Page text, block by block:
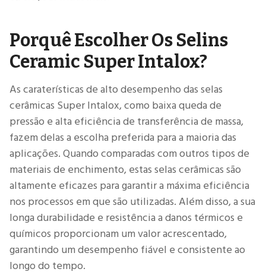
Porquê Escolher Os Selins
Ceramic Super Intalox?
As caraterísticas de alto desempenho das selas
cerâmicas Super Intalox, como baixa queda de
pressão e alta eficiência de transferência de massa,
fazem delas a escolha preferida para a maioria das
aplicações. Quando comparadas com outros tipos de
materiais de enchimento, estas selas cerâmicas são
altamente eficazes para garantir a máxima eficiência
nos processos em que são utilizadas. Além disso, a sua
longa durabilidade e resistência a danos térmicos e
químicos proporcionam um valor acrescentado,
garantindo um desempenho fiável e consistente ao
longo do tempo.